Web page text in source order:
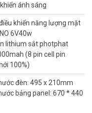
so với chuẩn IP67 thông
ngập nước tạm thời. Đây
xuyên ẩm ướt hoặc ngập
đèn JD-Y600 có
độ an toàn cao. Pin ít sinh
số loại pin khác. Tuổi thọ
trình sử dụng lâu dài.
ánh sáng
khiển năng lượng mặt
6V40w
lithium sắt photphat
(8 pin cell pin
100%)
đèn: 495 x 210mm
bảng panel: 670 * 440